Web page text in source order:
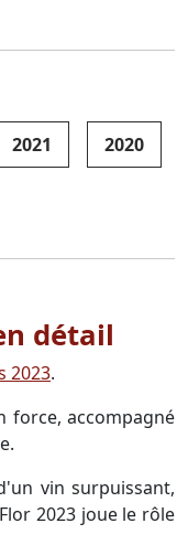
2021 2020
détail
2023.
force, accompagné
vin surpuissant,
2023 joue le rôle